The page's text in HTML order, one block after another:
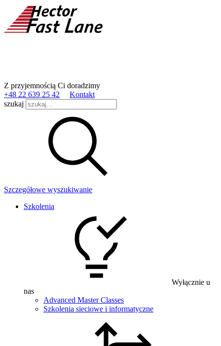
Z przyjemnością Ci doradzimy
+48 22 639 25 42
Kontakt
szukaj
Szczegółowe wyszukiwanie
Szkolenia
Wyłącznie u
nas
Advanced Master Classes
Szkolenia sieciowe i informatyczne